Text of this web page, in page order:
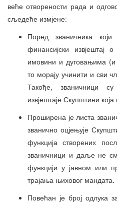
веће отворености рада и
сљедеће измјене:
Поред званичника
финансијски извјештај
имовини и дуговањима
то морају учинити и сви
Такође, званичници
извјештаје Скупштини
Проширена је листа
званично оцјењује
функција створених
званичници и даље не
функцији у јавном или
трајања њиховог мандата.
Повећан је број одлука